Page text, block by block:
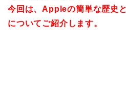
今回は、Appleの簡単な歴史
についてご紹介します。